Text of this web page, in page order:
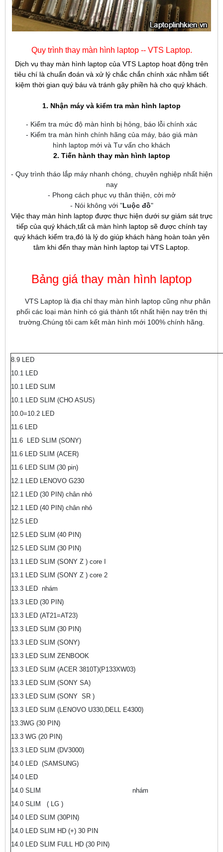
Quy trình thay màn hình laptop -- VTS Laptop.
Dịch vụ thay màn hình laptop của VTS Laptop hoạt động trên
tiêu chí là chuẩn đoán và xử lý chắc chắn chính xác nhằm tiết
kiệm thời gian quý báu và tránh gây phiền hà cho quý khách.
1. Nhận máy và kiểm tra màn hình laptop
- Kiểm tra mức độ màn hình bị hỏng, báo lỗi chính xác
- Kiểm tra màn hình chính hãng của máy, báo giá màn
hình laptop mới và Tư vấn cho khách
2. Tiến hành thay màn hình laptop
- Quy trình tháo lắp máy nhanh chóng, chuyên nghiệp nhất hiện
nay
- Phong cách phục vụ thân thiện, cởi mở
- Nói không với "Luộc đồ"
Việc thay màn hình laptop được thực hiện dưới sự giám sát trực
tiếp của quý khách,tất cả màn hình laptop sẽ được chính tay
quý khách kiểm tra,đó là lý do giúp khách hàng hoàn toàn yên
tâm khi đến thay màn hình laptop tại VTS Laptop.
Bảng giá thay màn hình laptop
VTS Laptop là địa chỉ thay màn hình laptop cũng như phân
phối các loại màn hình có giá thành tốt nhất hiện nay trên thị
trường.Chúng tôi cam kết màn hình mới 100% chính hãng.
8.9 LED
10.1 LED
10.1 LED SLIM
10.1 LED SLIM (CHO ASUS)
10.0=10.2 LED
11.6 LED
11.6 LED SLIM (SONY)
11.6 LED SLIM (ACER)
11.6 LED SLIM (30 pin)
12.1 LED LENOVO G230
12.1 LED (30 PIN) chân nhỏ
12.1 LED (40 PIN) chân nhỏ
12.5 LED
12.5 LED SLIM (40 PIN)
12.5 LED SLIM (30 PIN)
13.1 LED SLIM (SONY Z ) core I
13.1 LED SLIM (SONY Z ) core 2
13.3 LED nhám
13.3 LED (30 PIN)
13.3 LED (AT21=AT23)
13.3 LED SLIM (30 PIN)
13.3 LED SLIM (SONY)
13.3 LED SLIM ZENBOOK
13.3 LED SLIM (ACER 3810T)(P133XW03)
13.3 LED SLIM (SONY SA)
13.3 LED SLIM (SONY SR )
13.3 LED SLIM (LENOVO U330,DELL E4300)
13.3WG (30 PIN)
13.3 WG (20 PIN)
13.3 LED SLIM (DV3000)
14.0 LED (SAMSUNG)
14.0 LED
14.0 SLIM nhám
14.0 SLIM ( LG )
14.0 LED SLIM (30PIN)
14.0 LED SLIM HD (+) 30 PIN
14.0 LED SLIM FULL HD (30 PIN)